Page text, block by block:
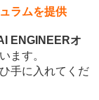
ラムを提供
ENGINEERオ
ます。
手に入れてくだ